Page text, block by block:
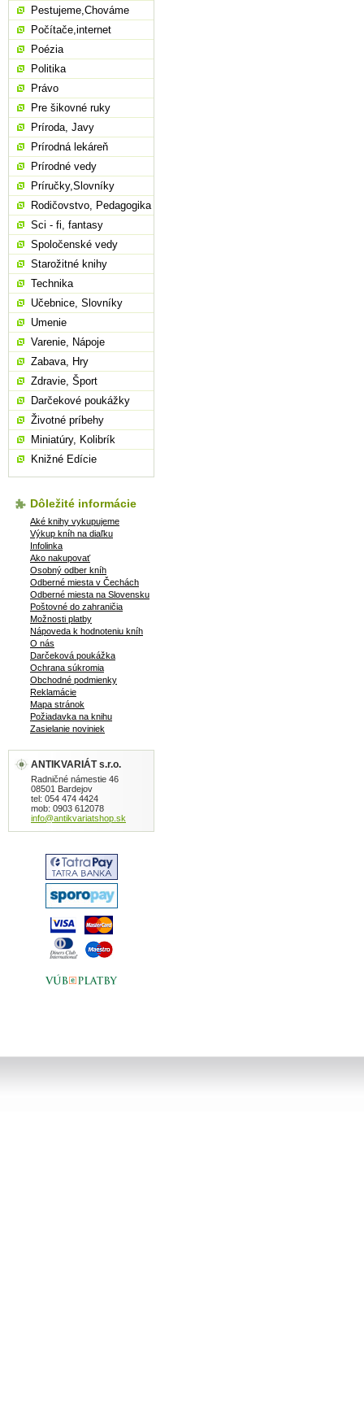
Pestujeme,Chováme
Počítače,internet
Poézia
Politika
Právo
Pre šikovné ruky
Príroda, Javy
Prírodná lekáreň
Prírodné vedy
Príručky,Slovníky
Rodičovstvo, Pedagogika
Sci - fi, fantasy
Spoločenské vedy
Starožitné knihy
Technika
Učebnice, Slovníky
Umenie
Varenie, Nápoje
Zabava, Hry
Zdravie, Šport
Darčekové poukážky
Životné príbehy
Miniatúry, Kolibrík
Knižné Edície
Dôležité informácie
Aké knihy vykupujeme
Výkup kníh na diaľku
Infolinka
Ako nakupovať
Osobný odber kníh
Odberné miesta v Čechách
Odberné miesta na Slovensku
Poštovné do zahraničia
Možnosti platby
Nápoveda k hodnoteniu kníh
O nás
Darčeková poukážka
Ochrana súkromia
Obchodné podmienky
Reklamácie
Mapa stránok
Požiadavka na knihu
Zasielanie noviniek
ANTIKVARIÁT s.r.o.
Radničné námestie 46
08501 Bardejov
tel: 054 474 4424
mob: 0903 612078
info@antikvariatshop.sk